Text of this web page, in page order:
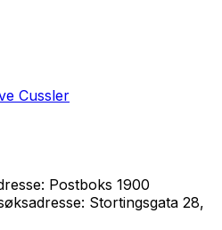
Cussler
Postboks 1900
Stortingsgata 28,